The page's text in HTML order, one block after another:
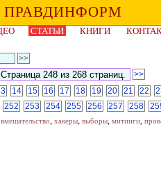
ПРАВДИНФОРМ
СТАТЬИ КНИГИ
>>
14 15 16 17 18 19 20 21 22
252 253 254 255 256 257 258
вмешательство, хакеры, выборы, митинги,